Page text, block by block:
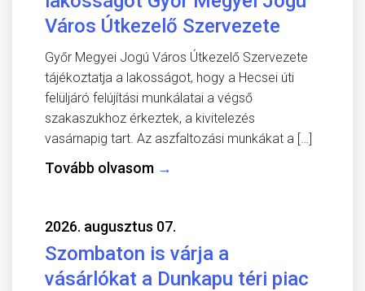
Város Útkezelő Szervezete
Győr Megyei Jogú Város Útkezelő Szervezete
tájékoztatja a lakosságot, hogy a Hecsei úti
felüljáró felújítási munkálatai a végső
szakaszukhoz érkeztek, a kivitelezés
vasárnapig tart. Az aszfaltozási munkákat a […]
Tovább olvasom →
2026. augusztus 07.
Szombaton is várja a
vásárlókat a Dunkapu téri piac